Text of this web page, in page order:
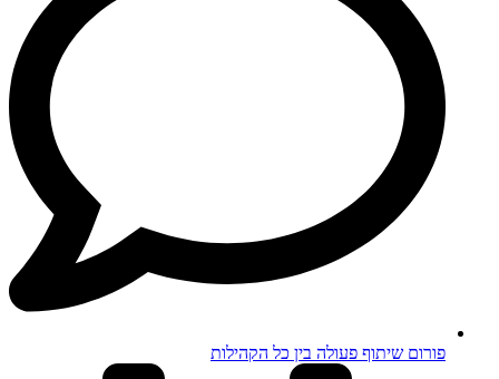
פורום שיתוף פעולה בין כל הקהילות